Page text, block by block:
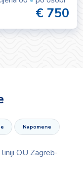
€ 750
Napomene
OU Zagreb-